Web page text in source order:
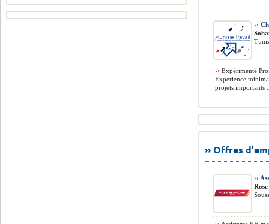
››
›› Expérimenté
Expérience
projets importants
›› Offres
››